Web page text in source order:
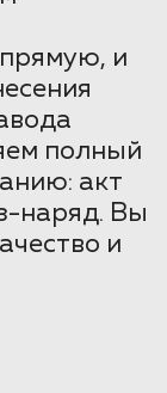
и
полный
акт
наряд. Вы
и